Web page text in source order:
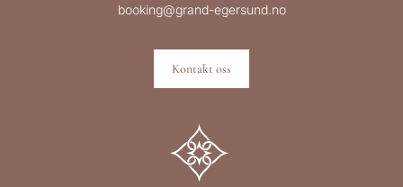
booking@grand-egersund.no
Kontakt oss